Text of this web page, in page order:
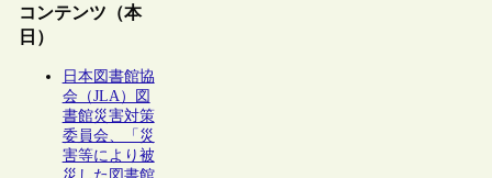
コンテンツ（本
日）
日本図書館協
会（JLA）図
書館災害対策
委員会、「災
害等により被